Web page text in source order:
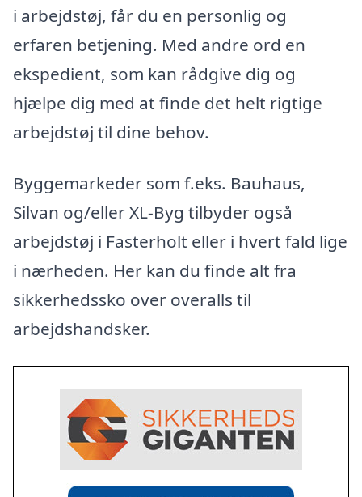
i arbejdstøj, får du en personlig og
erfaren betjening. Med andre ord en
ekspedient, som kan rådgive dig og
hjælpe dig med at finde det helt rigtige
arbejdstøj til dine behov.
Byggemarkeder som f.eks. Bauhaus,
Silvan og/eller XL-Byg tilbyder også
arbejdstøj i Fasterholt eller i hvert fald lige
i nærheden. Her kan du finde alt fra
sikkerhedssko over overalls til
arbejdshandsker.